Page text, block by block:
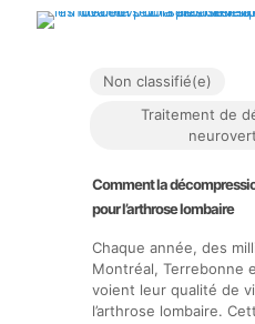
Non classifié(e)
Traitement de
Comment la
pour l’arthrose lombaire
Chaque année, des
Montréal, Terrebonne
voient leur qualité de
l’arthrose lombaire.